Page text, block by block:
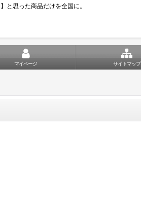
と思った商品だけを全国に。
マイページ サイトマップ